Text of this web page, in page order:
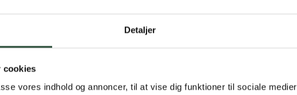
Detaljer
cookies
vores indhold og annoncer, til at vise dig funktioner til sociale